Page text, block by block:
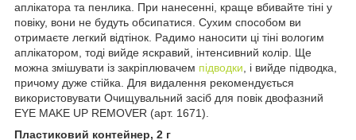
аплікатора та пенлика. При нанесенні, краще вбивайте тіні у
повіку, вони не будуть обсипатися. Сухим способом ви
отримаєте легкий відтінок. Радимо наносити ці тіні вологим
аплікатором, тоді вийде яскравий, інтенсивний колір. Ще
можна змішувати із закріплювачем підводки, і вийде підводка,
причому дуже стійка. Для видалення рекомендується
використовувати Очищувальний засіб для повік двофазний
EYE MAKE UP REMOVER (арт. 1671).
Пластиковий контейнер, 2 г